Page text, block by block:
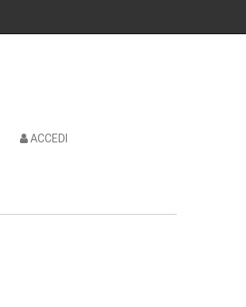
ACCEDI